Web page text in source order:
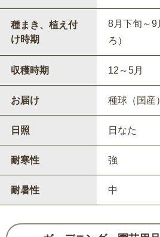
種まき、植え付
け時期
8月下旬～9
ろ）
収穫時期 12～5月
お届け 種球（国産）
日照 日なた
耐寒性 強
耐暑性 中